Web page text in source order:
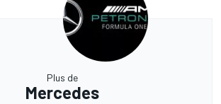
Plus de
Mercedes